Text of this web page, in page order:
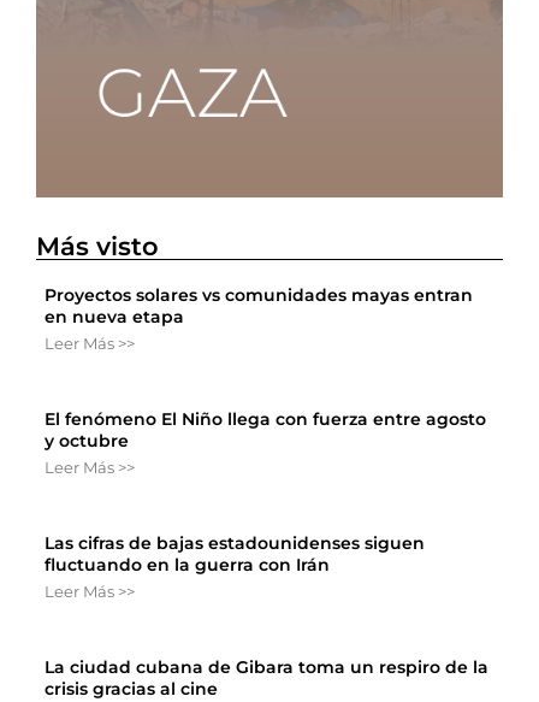
Más visto
Proyectos solares vs comunidades mayas entran
en nueva etapa
Leer Más >>
El fenómeno El Niño llega con fuerza entre agosto
y octubre
Leer Más >>
Las cifras de bajas estadounidenses siguen
fluctuando en la guerra con Irán
Leer Más >>
La ciudad cubana de Gibara toma un respiro de la
crisis gracias al cine